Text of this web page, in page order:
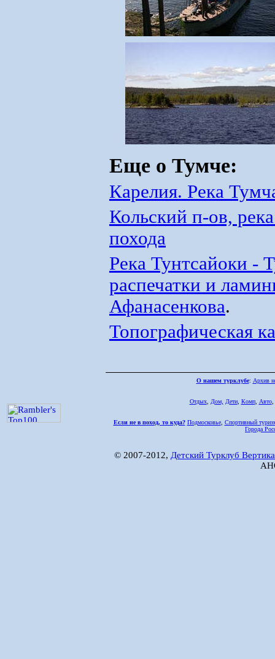
Еще о Тумче:
Карелия. Река
Кольский п-ов,
похода
Река Тунтсайоки -
распечатки и
Афанасенкова.
Топографическая
О нашем турклубе: Архив
Отдых, Дом, Дети, Комп, Авто,
Если не в поход, то куда? Подмосковье, Спортивный
Города
© 2007-2012, Детский Турклуб